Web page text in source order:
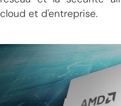
cloud et d'entreprise.